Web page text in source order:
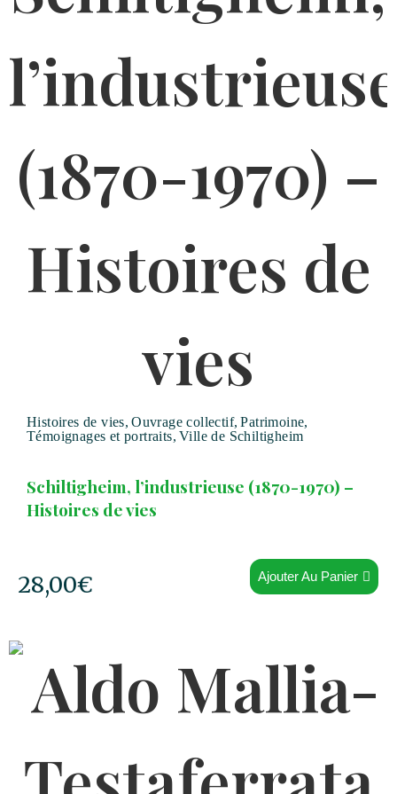
Histoires de vies, Ouvrage collectif, Patrimoine,
Témoignages et portraits, Ville de Schiltigheim
Schiltigheim, l’industrieuse (1870-1970) –
Histoires de vies
28,00€ Ajouter Au Panier